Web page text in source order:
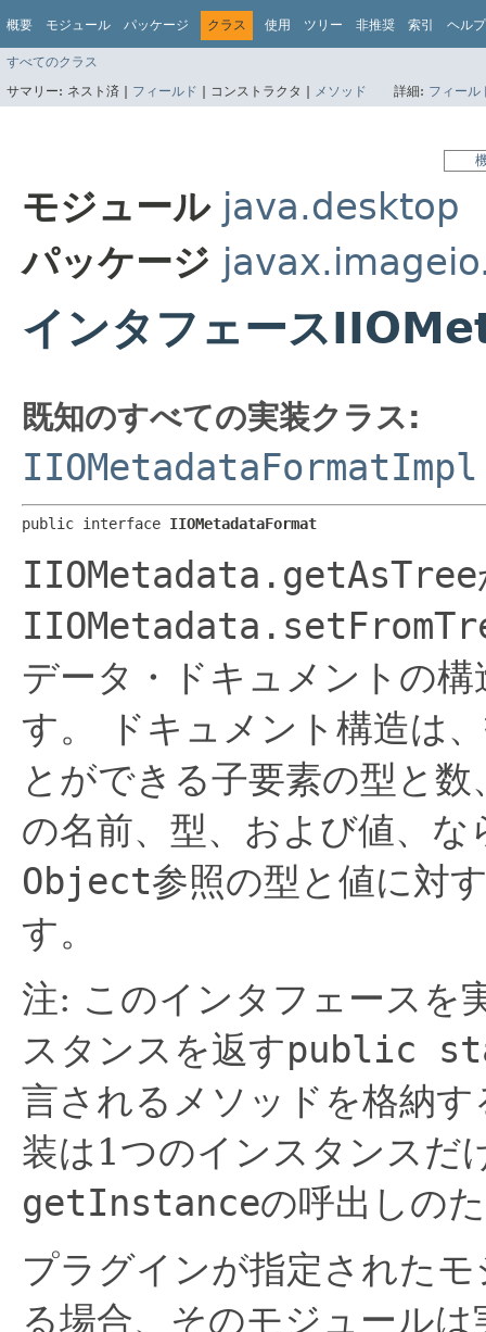
概要 モジュール パッケージ クラス 使用 ツリー 非推奨 索引 ヘルプ
すべてのクラス
サマリー: ネスト済 | フィールド | コンストラクタ | メソッド 詳細: フィール
モジュール java.desktop
パッケージ
インタフェース
既知のすべての実装クラス:
IIOMetadataFormatImpl
public interface IIOMetadataFormat
IIOMetadata.getAsTree
データ・ドキュメントの
す。
ドキュメント構造は
とができる子要素の型と
の名前、型、および値、
Object参照の型と値に対
す。
注: このインタフェースを
スタンスを返すpublic
言されるメソッドを格納
装は1つのインスタンスだ
getInstanceの呼出しの
プラグインが指定された
る場合、そのモジュール